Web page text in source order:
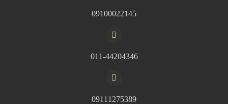
09100022145
011-44204346
09111275389